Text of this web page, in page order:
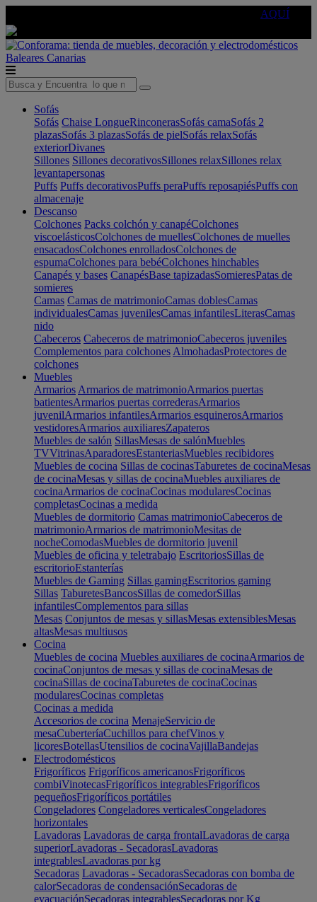
AQUÍ
Baleares Canarias
Sofás
Sofás Chaise LongueRinconerasSofás camaSofás 2
plazasSofás 3 plazasSofás de pielSofás relaxSofás
exteriorDivanes
Sillones Sillones decorativosSillones relaxSillones relax
levantapersonas
Puffs Puffs decorativosPuffs peraPuffs reposapiésPuffs con
almacenaje
Descanso
Colchones Packs colchón y canapéColchones
viscoelásticosColchones de muellesColchones de muelles
ensacadosColchones enrolladosColchones de
espumaColchones para bebéColchones hinchables
Canapés y bases CanapésBase tapizadasSomieresPatas de
somieres
Camas Camas de matrimonioCamas doblesCamas
individualesCamas juvenilesCamas infantilesLiterasCamas
nido
Cabeceros Cabeceros de matrimonioCabeceros juveniles
Complementos para colchones AlmohadasProtectores de
colchones
Muebles
Armarios Armarios de matrimonioArmarios puertas
batientesArmarios puertas correderasArmarios
juvenilArmarios infantilesArmarios esquinerosArmarios
vestidoresArmarios auxiliaresZapateros
Muebles de salón SillasMesas de salónMuebles
TVVitrinasAparadoresEstanteriasMuebles recibidores
Muebles de cocina Sillas de cocinasTaburetes de cocinaMesas
de cocinaMesas y sillas de cocinaMuebles auxiliares de
cocinaArmarios de cocinaCocinas modularesCocinas
completasCocinas a medida
Muebles de dormitorio Camas matrimonioCabeceros de
matrimonioArmarios de matrimonioMesitas de
nocheComodasMuebles de dormitorio juvenil
Muebles de oficina y teletrabajo EscritoriosSillas de
escritorioEstanterías
Muebles de Gaming Sillas gamingEscritorios gaming
Sillas TaburetesBancosSillas de comedorSillas
infantilesComplementos para sillas
Mesas Conjuntos de mesas y sillasMesas extensiblesMesas
altasMesas multiusos
Cocina
Muebles de cocina Muebles auxiliares de cocinaArmarios de
cocinaConjuntos de mesas y sillas de cocinaMesas de
cocinaSillas de cocinaTaburetes de cocinaCocinas
modularesCocinas completas
Cocinas a medida
Accesorios de cocina MenajeServicio de
mesaCuberteríaCuchillos para chefVinos y
licoresBotellasUtensilios de cocinaVajillaBandejas
Electrodomésticos
Frigoríficos Frigoríficos americanosFrigoríficos
combiVinotecasFrigoríficos integrablesFrigoríficos
pequeñosFrigoríficos portátiles
Congeladores Congeladores verticalesCongeladores
horizontales
Lavadoras Lavadoras de carga frontalLavadoras de carga
superiorLavadoras - SecadorasLavadoras
integrablesLavadoras por kg
Secadoras Lavadoras - SecadorasSecadoras con bomba de
calorSecadoras de condensaciónSecadoras de
evacuaciónSecadoras integrablesSecadoras por Kg